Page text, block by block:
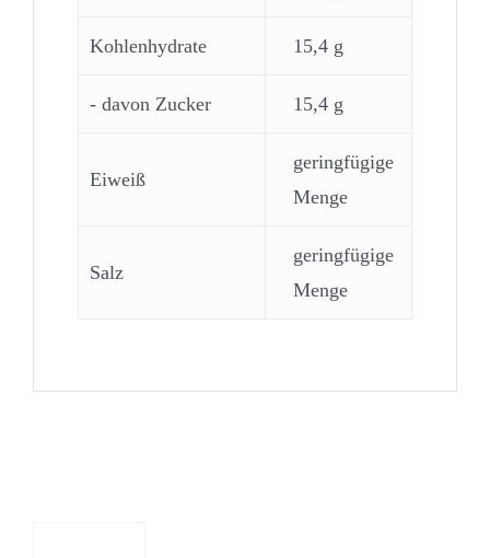
Kohlenhydrate 15,4 g
- davon Zucker 15,4 g
Eiweiß
geringfügige
Menge
Salz
geringfügige
Menge